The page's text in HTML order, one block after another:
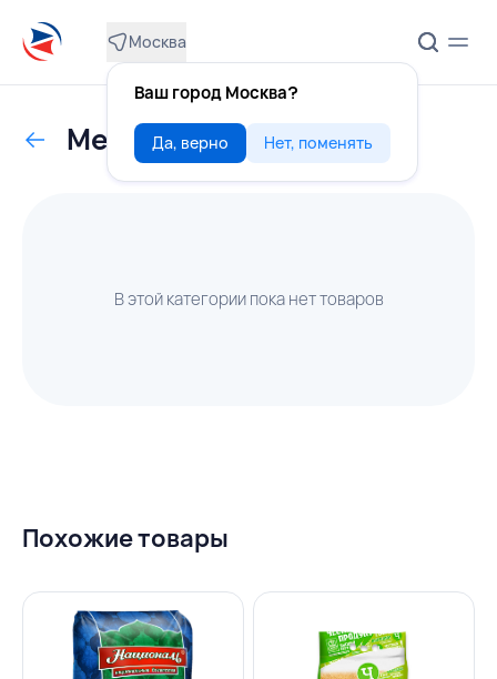
Москва
Ваш город Москва?
Да, верно Нет, поменять
Мелкоштучные изделия
В этой категории пока нет товаров
Похожие товары